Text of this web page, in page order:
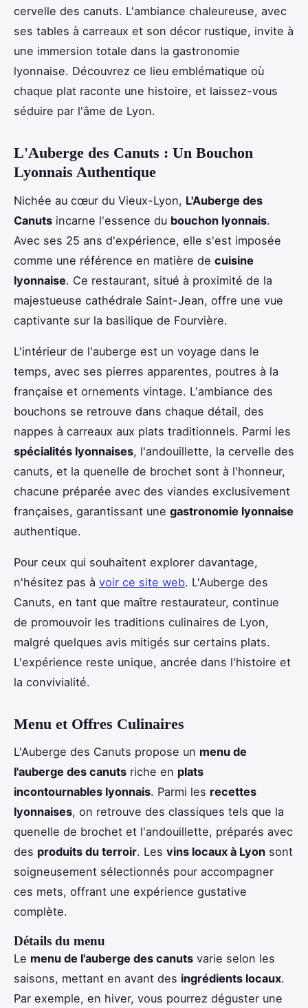
cervelle des canuts. L'ambiance chaleureuse, avec
ses tables à carreaux et son décor rustique, invite à
une immersion totale dans la gastronomie
lyonnaise. Découvrez ce lieu emblématique où
chaque plat raconte une histoire, et laissez-vous
séduire par l'âme de Lyon.
L'Auberge des Canuts : Un Bouchon
Lyonnais Authentique
Nichée au cœur du Vieux-Lyon, L'Auberge des
Canuts incarne l'essence du bouchon lyonnais.
Avec ses 25 ans d'expérience, elle s'est imposée
comme une référence en matière de cuisine
lyonnaise. Ce restaurant, situé à proximité de la
majestueuse cathédrale Saint-Jean, offre une vue
captivante sur la basilique de Fourvière.
L'intérieur de l'auberge est un voyage dans le
temps, avec ses pierres apparentes, poutres à la
française et ornements vintage. L'ambiance des
bouchons se retrouve dans chaque détail, des
nappes à carreaux aux plats traditionnels. Parmi les
spécialités lyonnaises, l'andouillette, la cervelle des
canuts, et la quenelle de brochet sont à l'honneur,
chacune préparée avec des viandes exclusivement
françaises, garantissant une gastronomie lyonnaise
authentique.
Pour ceux qui souhaitent explorer davantage,
n'hésitez pas à voir ce site web. L'Auberge des
Canuts, en tant que maître restaurateur, continue
de promouvoir les traditions culinaires de Lyon,
malgré quelques avis mitigés sur certains plats.
L'expérience reste unique, ancrée dans l'histoire et
la convivialité.
Menu et Offres Culinaires
L'Auberge des Canuts propose un menu de
l'auberge des canuts riche en plats
incontournables lyonnais. Parmi les recettes
lyonnaises, on retrouve des classiques tels que la
quenelle de brochet et l'andouillette, préparés avec
des produits du terroir. Les vins locaux à Lyon sont
soigneusement sélectionnés pour accompagner
ces mets, offrant une expérience gustative
complète.
Détails du menu
Le menu de l'auberge des canuts varie selon les
saisons, mettant en avant des ingrédients locaux.
Par exemple, en hiver, vous pourrez déguster une